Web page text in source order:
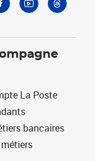
La Poste
bancaires